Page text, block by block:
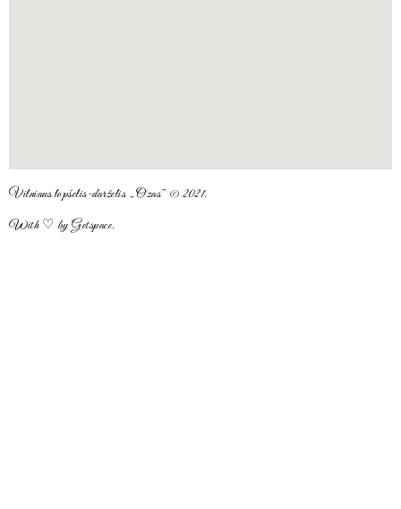
Vilniaus lopšelis-darželis „Ozas” © 2021.
With ♡ by Getspace.